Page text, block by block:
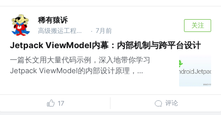
稀有猿诉
高级搬运工程师 @稀有猿诉 · 7月前
关注
Jetpack ViewModel内幕：内部机制与跨平台设计
一篇长文用大量代码示例，深入地带你学习
Jetpack ViewModel的内部设计原理，...
17 评论